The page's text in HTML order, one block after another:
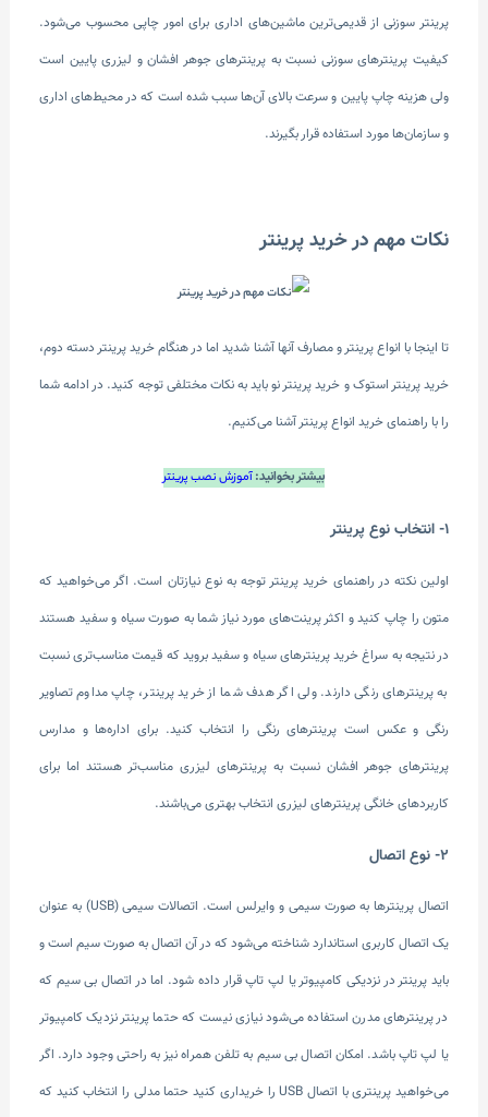
پرینتر سوزنی از قدیمی‌ترین ماشین‌های اداری برای امور چاپی محسوب ‌می‌شود.
کیفیت پرینترهای سوزنی نسبت به پرینتر‌های جوهر افشان و لیزری پایین است
ولی هزینه چاپ پایین و سرعت بالای آن‌ها سبب شده است که در محیط‌های اداری
و سازمان‌ها مورد استفاده قرار بگیرند.
نکات مهم در خرید پرینتر
تا اینجا با انواع پرینتر و مصارف آنها آشنا شدید اما در هنگام خرید پرینتر دسته دوم،
خرید پرینتر استوک و خرید پرینتر نو باید به نکات مختلفی توجه کنید. در ادامه شما
را با راهنمای خرید انواع پرینتر آشنا ‌می‌کنیم.
بیشتر بخوانید:آموزش نصب پرینتر
1- انتخاب نوع پرینتر
اولین نکته در راهنمای خرید پرینتر توجه به نوع نیازتان است. اگر ‌می‌خواهید که
متون را چاپ کنید و اکثر پرینت‌های مورد نیاز شما به صورت سیاه و سفید هستند
در نتیجه به سراغ خرید پرینترهای سیاه و سفید بروید که قیمت مناسب‌تری نسبت
به پرینترهای رنگی دارند. ولی اگر هدف شما از خرید پرینتر، چاپ مداوم تصاویر
رنگی و عکس است پرینترهای رنگی را انتخاب کنید. برای اداره‌ها و مدارس
پرینترهای جوهر افشان نسبت به پرینترهای لیزری مناسب‌تر هستند اما برای
کاربردهای خانگی پرینترهای لیزری انتخاب بهتری می‌باشند.
2- نوع اتصال
اتصال پرینتر‌ها به صورت سیمی و وایرلس است. اتصالات سیمی (USB) به عنوان
یک اتصال کاربری استاندارد شناخته ‌می‌شود که در آن اتصال به صورت سیم است و
باید پرینتر در نزدیکی کامپیوتر یا لپ تاپ قرار داده شود. اما در اتصال بی سیم که
در پرینتر‌های مدرن استفاده ‌می‌شود نیازی نیست که حتما پرینتر نزدیک کامپیوتر
یا لپ تاپ باشد. امکان اتصال بی سیم به تلفن همراه نیز به راحتی وجود دارد. اگر
‌می‌خواهید پرینتری با اتصال USB را خریداری کنید حتما مدلی را انتخاب کنید که